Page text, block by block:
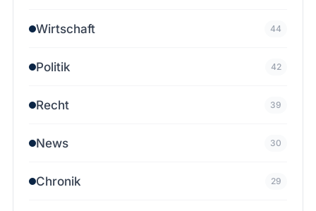
Wirtschaft 44
Politik 42
Recht 39
News 30
Chronik 29